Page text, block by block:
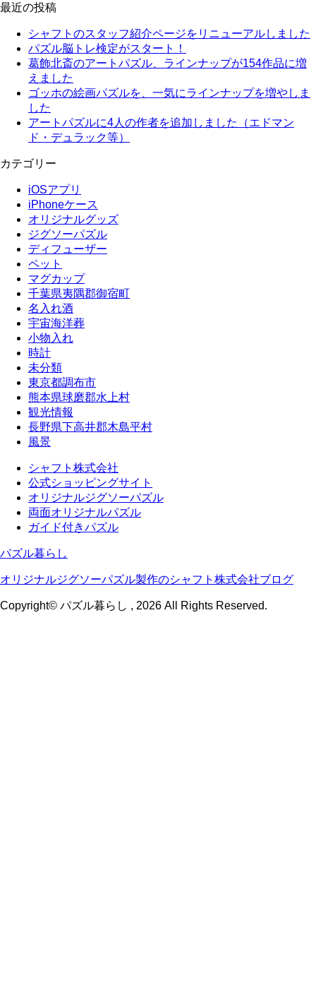
最近の投稿
シャフトのスタッフ紹介ページをリニューアルしました
パズル脳トレ検定がスタート！
葛飾北斎のアートパズル、ラインナップが154作品に増
えました
ゴッホの絵画パズルを、一気にラインナップを増やしま
した
アートパズルに4人の作者を追加しました（エドマン
ド・デュラック等）
カテゴリー
iOSアプリ
iPhoneケース
オリジナルグッズ
ジグソーパズル
ディフューザー
ペット
マグカップ
千葉県夷隅郡御宿町
名入れ酒
宇宙海洋葬
小物入れ
時計
未分類
東京都調布市
熊本県球磨郡水上村
観光情報
長野県下高井郡木島平村
風景
シャフト株式会社
公式ショッピングサイト
オリジナルジグソーパズル
両面オリジナルパズル
ガイド付きパズル
パズル暮らし
オリジナルジグソーパズル製作のシャフト株式会社ブログ
Copyright© パズル暮らし , 2026 All Rights Reserved.